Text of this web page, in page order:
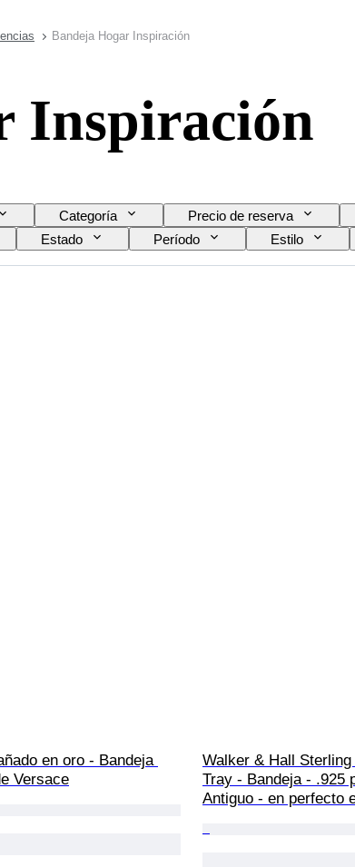
Bandeja Hogar Inspiración
Inspiración
Categoría Precio de reserva
Estado Período Estilo
en oro - Bandeja
Versace
Walker & Hall
Tray - Bandeja - .925
Antiguo - en perfecto